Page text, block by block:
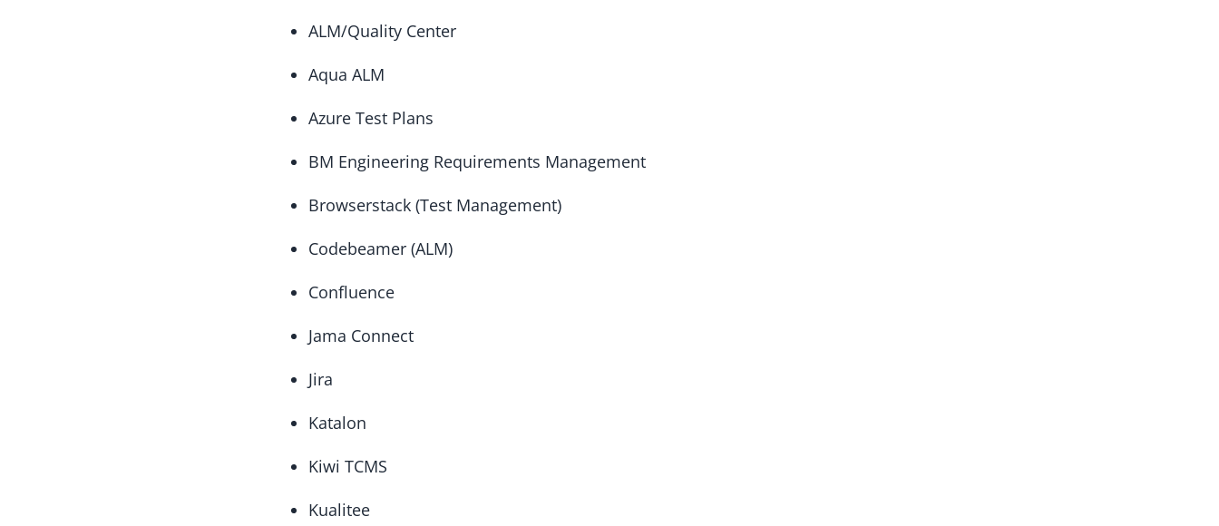
ALM/Quality Center
Aqua ALM
Azure Test Plans
BM Engineering Requirements Management
Browserstack (Test Management)
Codebeamer (ALM)
Confluence
Jama Connect
Jira
Katalon
Kiwi TCMS
Kualitee